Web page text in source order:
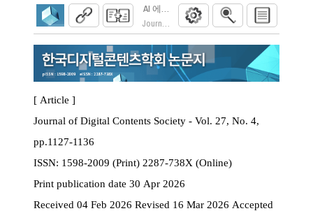
AI 에이전트 기반 보건의료정보 전공 도메
Journal of Digital Contents Society. 2026;
[ Article ]
Journal of Digital Contents Society - Vol. 27, No. 4,
pp.1127-1136
ISSN:
1598-2009 (Print) 2287-738X (Online)
Print publication date 30 Apr 2026
Received 04 Feb 2026 Revised 16 Mar 2026 Accepted